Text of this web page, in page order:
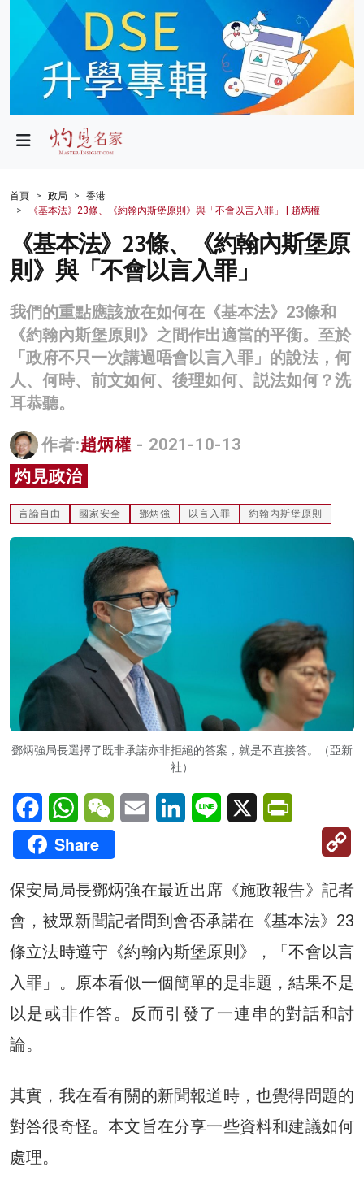
政局
財經
生活
健康
商業
科技
影片
名家榜
關於我們
首頁 政局
香港
《基本法》23條、《約翰內斯堡原則》與「不會以言入罪」 | 趙炳權
《基本法》23條、《約翰內斯堡原
則》與「不會以言入罪」
我們的重點應該放在如何在《基本法》23條和
《約翰內斯堡原則》之間作出適當的平衡。至於
「政府不只一次講過唔會以言入罪」的說法，何
人、何時、前文如何、後理如何、説法如何？洗
耳恭聽。
作者:趙炳權 - 2021-10-13
灼見政治
言論自由 國家安全 鄧炳強 以言入罪 約翰內斯堡原則
鄧炳強局長選擇了既非承諾亦非拒絕的答案，就是不直接答。（亞新
社）
FacebookWhatsAppWeChatEmail LinkedInLine X
Share
保安局局長鄧炳強在最近出席《施政報告》記者
會，被眾新聞記者問到會否承諾在《基本法》23
條立法時遵守《約翰內斯堡原則》，「不會以言
入罪」。原本看似一個簡單的是非題，結果不是
以是或非作答。反而引發了一連串的對話和討
論。
其實，我在看有關的新聞報道時，也覺得問題的
對答很奇怪。本文旨在分享一些資料和建議如何
處理。